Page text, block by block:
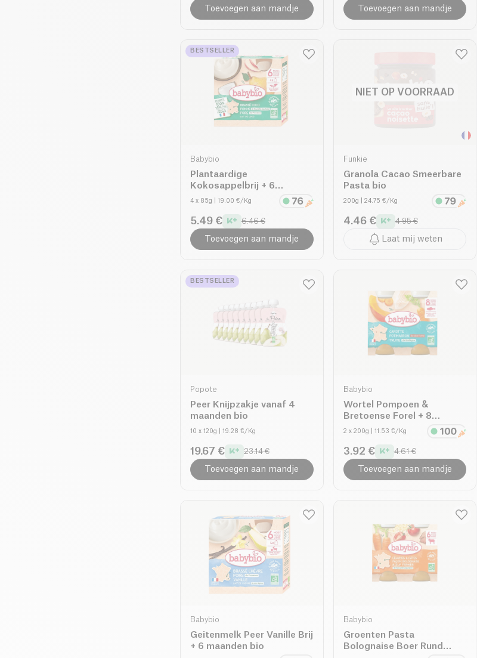
Toevoegen aan mandje Toevoegen aan mandje
BESTSELLER
Babybio
Plantaardige
Kokosappelbrij + 6
maanden bio
4 x 85g | 19.00 €/Kg
5.49 € 6.46 €
Toevoegen aan mandje
NIET OP VOORRAAD
Funkie
Granola Cacao Smeerbare
Pasta bio
200g | 24.75 €/Kg
4.46 € 4.95 €
Laat mij weten
BESTSELLER
Popote
Peer Knijpzakje vanaf 4
maanden bio
10 x 120g | 19.28 €/Kg
19.67 € 23.14 €
Toevoegen aan mandje
Babybio
Wortel Pompoen &
Bretoense Forel + 8
maanden bio
2 x 200g | 11.53 €/Kg
3.92 € 4.61 €
Toevoegen aan mandje
Babybio
Geitenmelk Peer Vanille Brij
+ 6 maanden bio
Babybio
Groenten Pasta
Bolognaise Boer Rund